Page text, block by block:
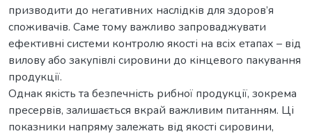
призводити до негативних наслідків для здоров’я
споживачів. Саме тому важливо запроваджувати
ефективні системи контролю якості на всіх етапах – від
вилову або закупівлі сировини до кінцевого пакування
продукції.
Однак якість та безпечність рибної продукції, зокрема
пресервів, залишається вкрай важливим питанням. Ці
показники напряму залежать від якості сировини,